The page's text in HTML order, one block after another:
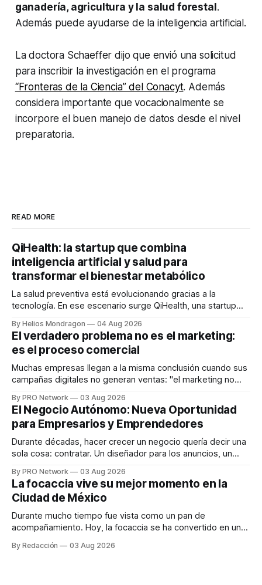
ganadería, agricultura y la salud forestal.
Además puede ayudarse de la inteligencia artificial.
La doctora Schaeffer dijo que envió una solicitud
para inscribir la investigación en el programa
“Fronteras de la Ciencia” del Conacyt. Además
considera importante que vocacionalmente se
incorpore el buen manejo de datos desde el nivel
preparatoria.
READ MORE
QiHealth: la startup que combina
inteligencia artificial y salud para
transformar el bienestar metabólico
La salud preventiva está evolucionando gracias a la
tecnología. En ese escenario surge QiHealth, una startup
dispositivos inteligentes, inteligencia artificial y monitoreo
en tiempo real para ayudar a las personas a tomar mejores
decisiones sobre su salud metabólica. Su propuesta busca
responder
By Helios Mondragon 04 Aug 2026
El verdadero problema no es el marketing:
es el proceso comercial
Muchas empresas llegan a la misma conclusión cuando sus
campañas digitales no generan ventas: "el marketing no
INTERIUS, el problema suele estar en otro lugar. Durante
una entrevista para el podcast SER PRO, el especialista en
marketing digital explicó que
By PRO Network 03 Aug 2026
El Negocio Autónomo: Nueva Oportunidad
para Empresarios y Emprendedores
Durante décadas, hacer crecer un negocio quería decir una
sola cosa: contratar. Un diseñador para los anuncios, un
para los textos, alguien que supiera de publicidad digital
para encontrar prospectos, un vendedor para atender
llamadas y mensajes, y —con suerte— una persona
By PRO Network 03 Aug 2026
La focaccia vive su mejor momento en la
Ciudad de México
Durante mucho tiempo fue vista como un pan de
acompañamiento. Hoy, la focaccia se ha convertido en uno
artesanal, ingredientes de calidad y experiencias que
By Redacción 03 Aug 2026